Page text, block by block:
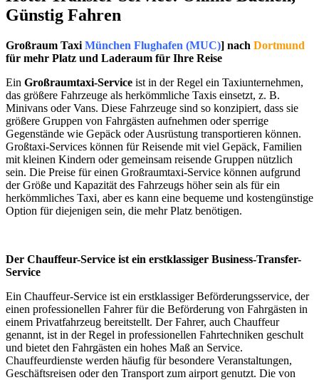
Günstig Fahren
Großraum Taxi München Flughafen (MUC)] nach Dortmund
für mehr Platz und Laderaum für Ihre Reise
Ein Großraumtaxi-Service ist in der Regel ein Taxiunternehmen,
das größere Fahrzeuge als herkömmliche Taxis einsetzt, z. B.
Minivans oder Vans. Diese Fahrzeuge sind so konzipiert, dass sie
größere Gruppen von Fahrgästen aufnehmen oder sperrige
Gegenstände wie Gepäck oder Ausrüstung transportieren können.
Großtaxi-Services können für Reisende mit viel Gepäck, Familien
mit kleinen Kindern oder gemeinsam reisende Gruppen nützlich
sein. Die Preise für einen Großraumtaxi-Service können aufgrund
der Größe und Kapazität des Fahrzeugs höher sein als für ein
herkömmliches Taxi, aber es kann eine bequeme und kostengünstige
Option für diejenigen sein, die mehr Platz benötigen.
Der Chauffeur-Service ist ein erstklassiger Business-Transfer-
Service
Ein Chauffeur-Service ist ein erstklassiger Beförderungsservice, der
einen professionellen Fahrer für die Beförderung von Fahrgästen in
einem Privatfahrzeug bereitstellt. Der Fahrer, auch Chauffeur
genannt, ist in der Regel in professionellen Fahrtechniken geschult
und bietet den Fahrgästen ein hohes Maß an Service.
Chauffeurdienste werden häufig für besondere Veranstaltungen,
Geschäftsreisen oder den Transport zum airport genutzt. Die von